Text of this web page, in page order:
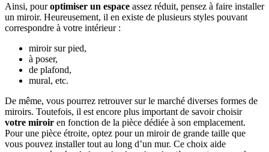
Ainsi, pouroptimiser un espace assez réduit, pensez à faire installer
un miroir. Heureusement, il en existe de plusieurs styles pouvant
correspondre à votre intérieur :
miroir sur pied,
à poser,
de plafond,
mural, etc.
De même, vous pourrez retrouver sur le marché diverses formes de
miroirs. Toutefois, il est encore plus important de savoir choisir
votre miroir en fonction de la pièce dédiée à son emplacement.
Pour une pièce étroite, optez pour un miroir de grande taille que
vous pouvez installer tout au long d’un mur. Ce choix aide